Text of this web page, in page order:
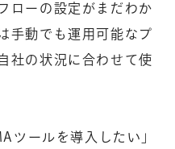
ローの設定がまだわか
手動でも運用可能なプ
社の状況に合わせて使
ツールを導入したい」